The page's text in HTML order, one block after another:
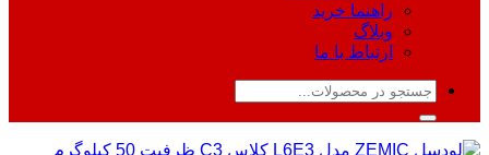
راهنما خرید
وبلاگ
ارتباط با ما
جستجو